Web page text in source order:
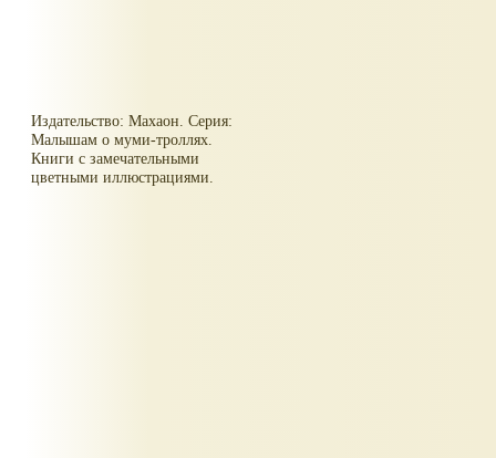
Издательство: Махаон. Серия:
Малышам о муми-троллях.
Книги с замечательными
цветными иллюстрациями.